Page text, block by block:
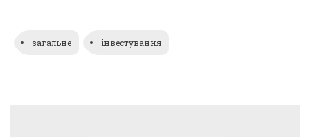
загальне інвестування